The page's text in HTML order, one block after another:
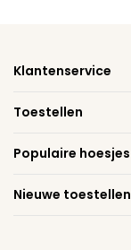
Klantenservice
Toestellen
Populaire hoesjes
Nieuwe toestellen